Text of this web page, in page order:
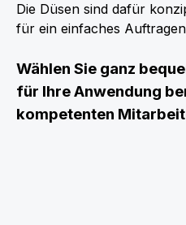
Die Düsen sind dafür
für ein einfaches
Wählen Sie ganz
für Ihre Anwendung
kompetenten